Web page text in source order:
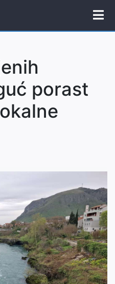
porast